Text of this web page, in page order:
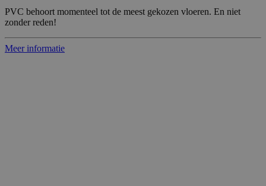
PVC behoort momenteel tot de meest gekozen vloeren. En niet
zonder reden!
Meer informatie